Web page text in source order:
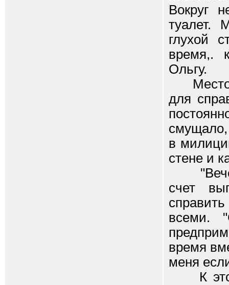
Вокруг
туалет.
глухой
время,.
Ольгу.
Место
для
смущало,
в
стене и
счет
всеми.
время
меня
К